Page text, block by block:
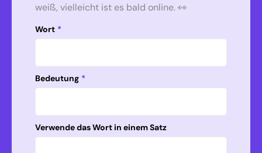
weiß, vielleicht ist es bald online. 👀
Wort *
Bedeutung *
Verwende das Wort in einem Satz